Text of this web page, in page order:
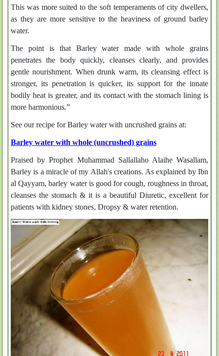
This was more suited to the soft temperaments of city dwellers,
as they are more sensitive to the heaviness of ground barley
water.
The point is that Barley water made with whole grains
penetrates the body quickly, cleanses clearly, and provides
gentle nourishment. When drunk warm, its cleansing effect is
stronger, its penetration is quicker, its support for the innate
bodily heat is greater, and its contact with the stomach lining is
more harmonious.”
See our recipe for Barley water with uncrushed grains at:
Barley water with whole (uncrushed) grains
Praised by Prophet Muhammad Sallallaho Alaihe Wasallam,
Barley is a miracle of my Allah's creations. As explained by Ibn
al Qayyam, barley water is good for cough, roughness in throat,
cleanses the stomach & it is a beautiful Diuretic, excellent for
patients with kidney stones, Dropsy & water retention.